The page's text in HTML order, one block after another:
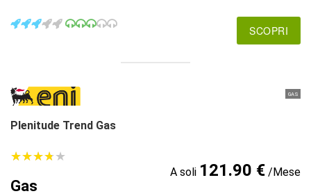
SCOPRI
GAS
Plenitude Trend Gas
★★★★★
★★★★★
Gas
A soli 121.90 €/Mese